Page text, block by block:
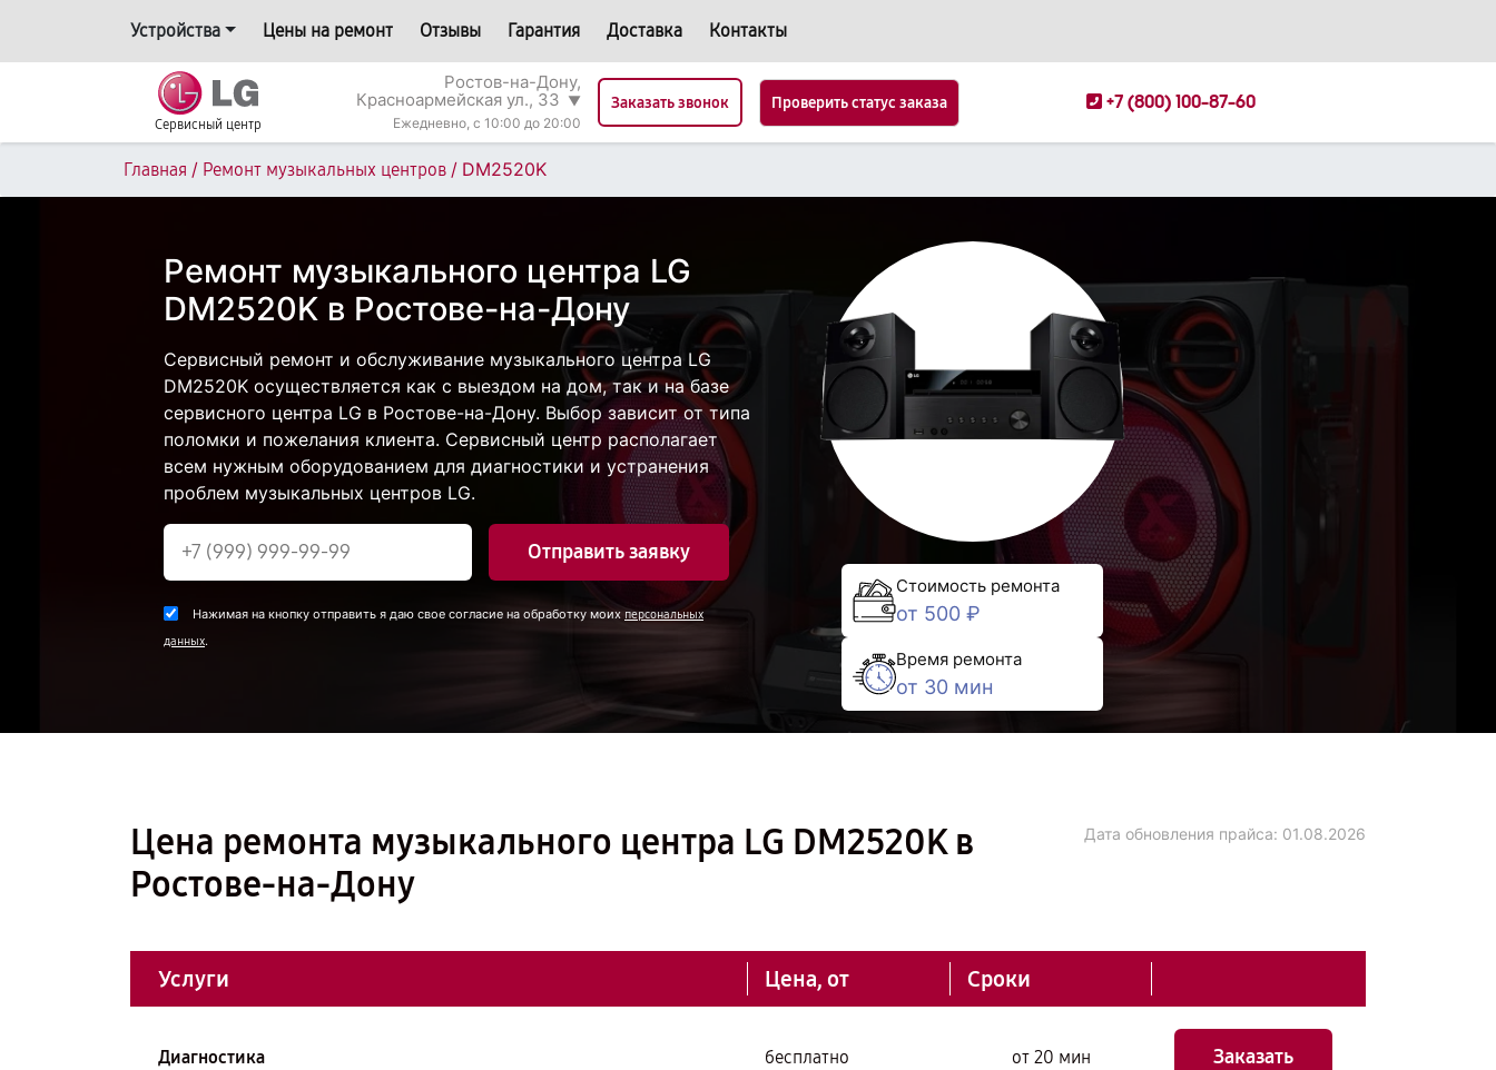
Устройства Цены на ремонт Отзывы Гарантия Доставка Контакты
Сервисный центр
Ростов-на-Дону,
Красноармейская ул., 33 ▼
Ежедневно, с 10:00 до 20:00
Заказать звонок Проверить статус заказа +7 (800) 100-87-60
Главная / Ремонт музыкальных центров / DM2520K
Ремонт музыкального центра LG
DM2520K в Ростове-на-Дону
Сервисный ремонт и обслуживание музыкального центра LG
DM2520K осуществляется как с выездом на дом, так и на базе
сервисного центра LG в Ростове-на-Дону. Выбор зависит от типа
поломки и пожелания клиента. Сервисный центр располагает
всем нужным оборудованием для диагностики и устранения
проблем музыкальных центров LG.
Отправить заявку
Нажимая на кнопку отправить я даю свое согласие на обработку моих персональных
данных.
Стоимость ремонта
от 500 ₽
Время ремонта
от 30 мин
Цена ремонта музыкального центра LG DM2520K в
Ростове-на-Дону
Дата обновления прайса: 01.08.2026
Услуги Цена, от Сроки
Диагностика бесплатно от 20 мин Заказать